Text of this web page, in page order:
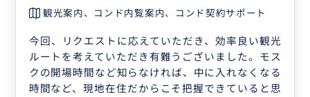
観光案内、コンド内覧案内、コンド契約サポート
今回、リクエストに応えていただき、効率良い観光
ルートを考えていただき有難うございました。モス
クの開場時間など知らなければ、中に入れなくなる
時間など、現地在住だからこそ把握できていると思